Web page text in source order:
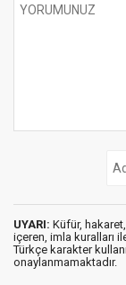
UYARI: Küfür,
içeren, imla kuralları
Türkçe karakter
onaylanmamaktadır.